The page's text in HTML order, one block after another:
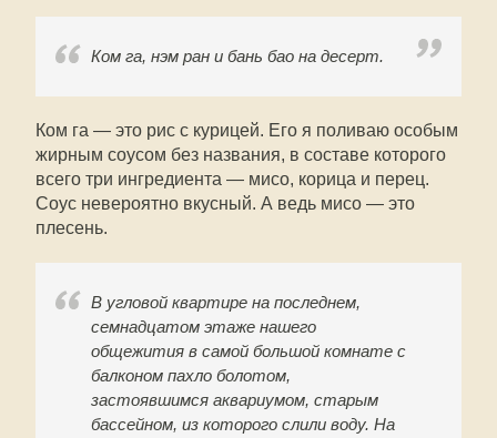
Ком га, нэм ран и бань бао на десерт.
Ком га — это рис с курицей. Его я поливаю особым
жирным соусом без названия, в составе которого
всего три ингредиента — мисо, корица и перец.
Соус невероятно вкусный. А ведь мисо — это
плесень.
В угловой квартире на последнем,
семнадцатом этаже нашего
общежития в самой большой комнате с
балконом пахло болотом,
застоявшимся аквариумом, старым
бассейном, из которого слили воду. На